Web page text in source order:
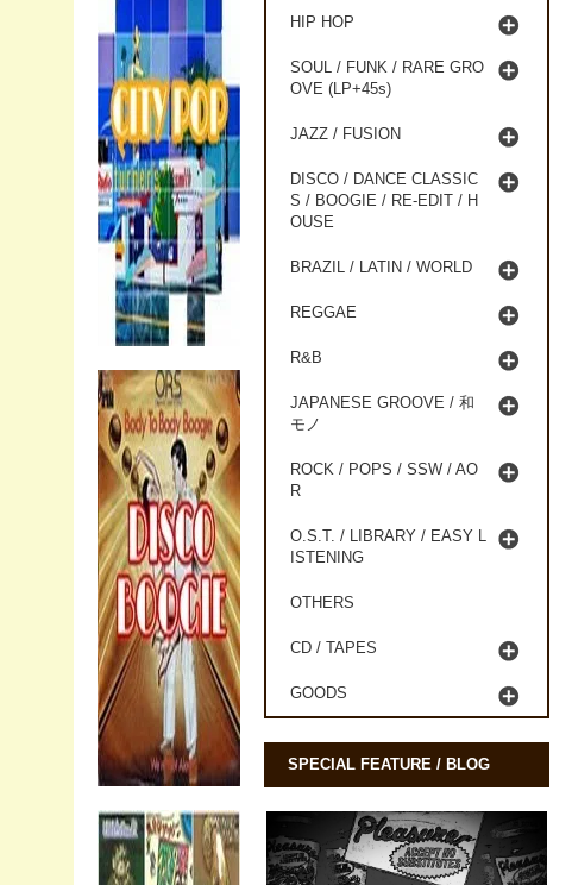
HIP HOP
SOUL / FUNK / RARE GRO
OVE (LP+45s)
JAZZ / FUSION
DISCO / DANCE CLASSIC
S / BOOGIE / RE-EDIT / H
OUSE
BRAZIL / LATIN / WORLD
REGGAE
R&B
JAPANESE GROOVE / 和
モノ
ROCK / POPS / SSW / AO
R
O.S.T. / LIBRARY / EASY L
ISTENING
OTHERS
CD / TAPES
GOODS
SPECIAL FEATURE / BLOG